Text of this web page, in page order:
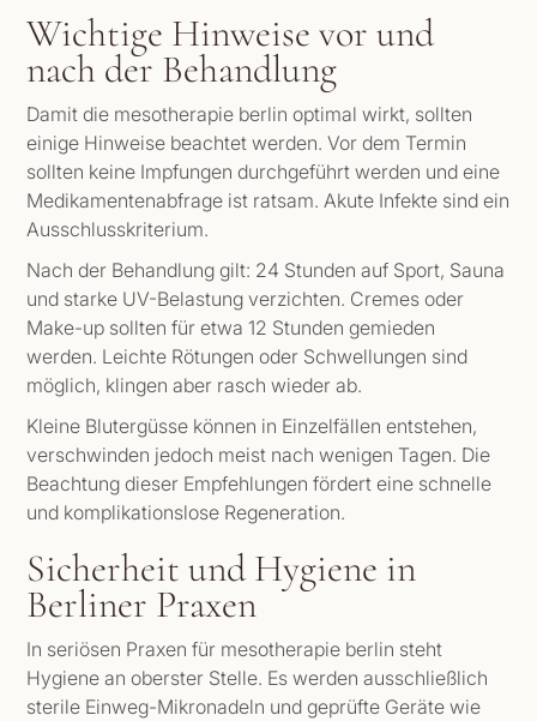
Wichtige Hinweise vor und
nach der Behandlung
Damit die mesotherapie berlin optimal wirkt, sollten
einige Hinweise beachtet werden. Vor dem Termin
sollten keine Impfungen durchgeführt werden und eine
Medikamentenabfrage ist ratsam. Akute Infekte sind ein
Ausschlusskriterium.
Nach der Behandlung gilt: 24 Stunden auf Sport, Sauna
und starke UV-Belastung verzichten. Cremes oder
Make-up sollten für etwa 12 Stunden gemieden
werden. Leichte Rötungen oder Schwellungen sind
möglich, klingen aber rasch wieder ab.
Kleine Blutergüsse können in Einzelfällen entstehen,
verschwinden jedoch meist nach wenigen Tagen. Die
Beachtung dieser Empfehlungen fördert eine schnelle
und komplikationslose Regeneration.
Sicherheit und Hygiene in
Berliner Praxen
In seriösen Praxen für mesotherapie berlin steht
Hygiene an oberster Stelle. Es werden ausschließlich
sterile Einweg-Mikronadeln und geprüfte Geräte wie